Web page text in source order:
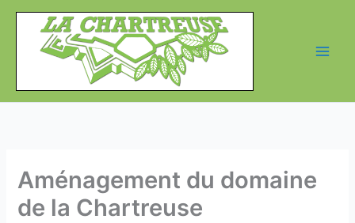
Aller
contenu
Aménagement du domaine
de la Chartreuse